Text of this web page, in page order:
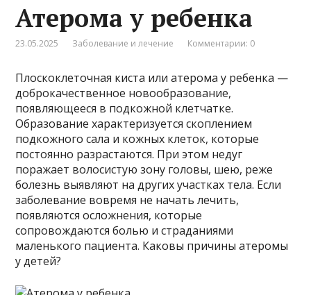
Атерома у ребенка
23.05.2025 Заболевание и лечение Комментарии: 0
Плоскоклеточная киста или атерома у ребенка —
доброкачественное новообразование,
появляющееся в подкожной клетчатке.
Образование характеризуется скоплением
подкожного сала и кожных клеток, которые
постоянно разрастаются. При этом недуг
поражает волосистую зону головы, шею, реже
болезнь выявляют на других участках тела. Если
заболевание вовремя не начать лечить,
появляются осложнения, которые
сопровождаются болью и страданиями
маленького пациента. Каковы причины атеромы
у детей?